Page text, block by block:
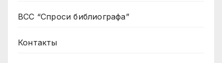
ВСС “Спроси библиографа”
Контакты